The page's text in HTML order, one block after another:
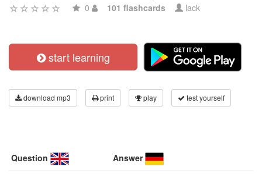
0 101 flashcards lack
start learning
download mp3 print play test yourself
Question Answer